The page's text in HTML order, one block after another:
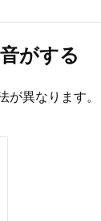
がする
が異なります。